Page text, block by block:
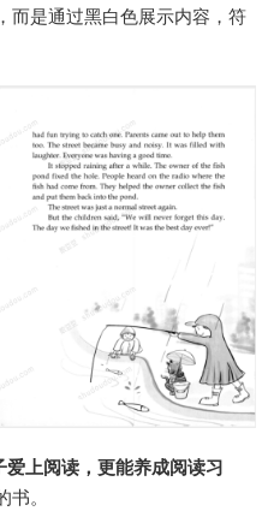
而是通过黑白色展示内容，符
爱上阅读，更能养成阅读习
。